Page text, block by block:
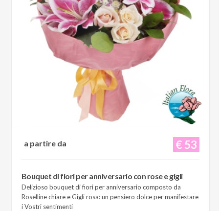
€ 53
a partire da
Bouquet di fiori per anniversario con rose e gigli
Delizioso bouquet di fiori per anniversario composto da
Roselline chiare e Gigli rosa: un pensiero dolce per manifestare
i Vostri sentimenti